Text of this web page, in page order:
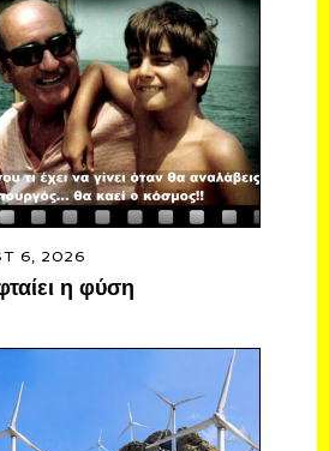
6, 2026
η φύση